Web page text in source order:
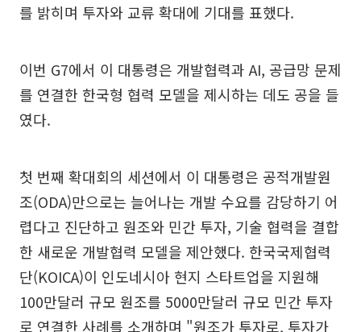
를 밝히며 투자와 교류 확대에 기대를 표했다.
이번 G7에서 이 대통령은 개발협력과 AI, 공급망 문제
를 연결한 한국형 협력 모델을 제시하는 데도 공을 들
였다.
첫 번째 확대회의 세션에서 이 대통령은 공적개발원
조(ODA)만으로는 늘어나는 개발 수요를 감당하기 어
렵다고 진단하고 원조와 민간 투자, 기술 협력을 결합
한 새로운 개발협력 모델을 제안했다. 한국국제협력
단(KOICA)이 인도네시아 현지 스타트업을 지원해
100만달러 규모 원조를 5000만달러 규모 민간 투자
로 연결한 사례를 소개하며 "원조가 투자로, 투자가